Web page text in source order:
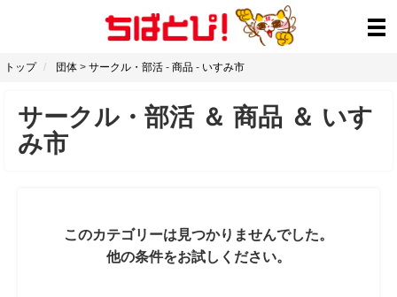
トップ 団体 > サークル・部活 - 商品 - いすみ市
サークル・部活＆ 商品 ＆ いす
み市
このカテゴリーは見つかりませんでした。
他の条件をお試しください。